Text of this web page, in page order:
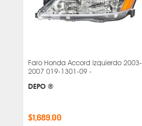
Faro Honda Accord Izquierdo 2003-
2007 019-1301-09 -
DEPO ®
$1,689.00